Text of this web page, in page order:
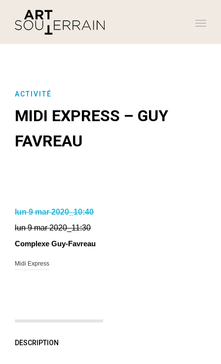
ACTIVITÉ
MIDI EXPRESS – GUY
FAVREAU
lun 9 mar 2020_10:40
lun 9 mar 2020_11:30
Complexe Guy-Favreau
Midi Express
DESCRIPTION